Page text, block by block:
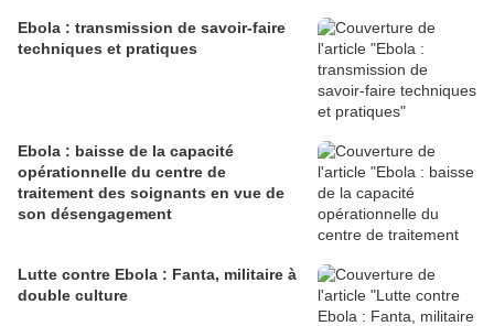
Ebola : transmission de savoir-faire
techniques et pratiques
Ebola : baisse de la capacité
opérationnelle du centre de
traitement des soignants en vue de
son désengagement
Lutte contre Ebola : Fanta, militaire à
double culture